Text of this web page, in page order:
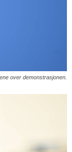
over demonstrasjonen.